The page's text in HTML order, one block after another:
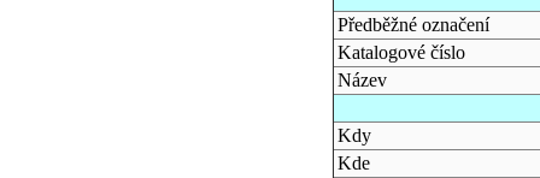
Předběžné označení
Katalogové číslo
Název
Kdy
Kde